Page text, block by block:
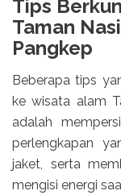
Tips
Taman
Pangkep
Beberapa tips
ke wisata alam
adalah
perlengkapan
jaket, serta
mengisi energi